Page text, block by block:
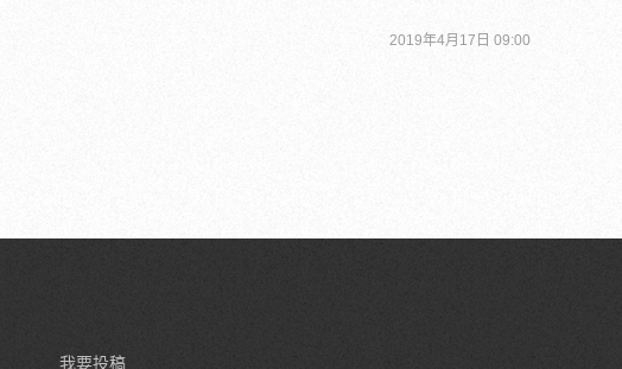
2019年4月17日 09:00
我要投稿